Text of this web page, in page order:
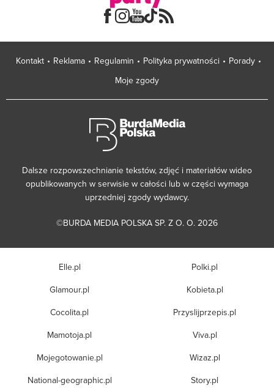
Kontakt Reklama Regulamin Polityka prywatności
Porady
Moje zgody
Dalsze rozpowszechnianie tekstów, zdjęć i materiałów wideo
opublikowanych w serwisie w całości lub w części wymaga
uprzedniej zgody wydawcy.
©BURDA MEDIA POLSKA SP. Z O. O. 2026
Elle.pl
Glamour.pl
Cocolita.pl
Mamotoja.pl
Mojegotowanie.pl
National-geographic.pl
Polki.pl
Kobieta.pl
Przyslijprzepis.pl
Viva.pl
Wizaz.pl
Story.pl